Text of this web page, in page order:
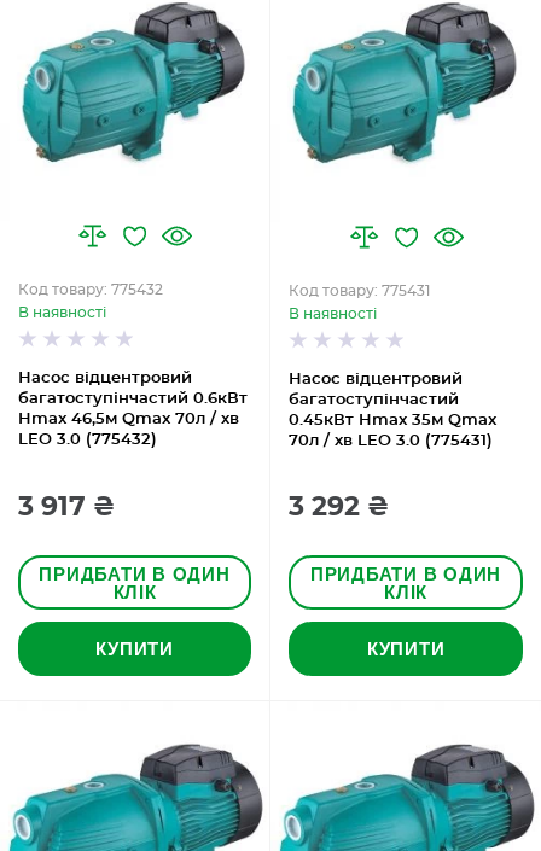
Насос відцентровий
багатоступінчастий 0.6кВт
Hmax 46,5м Qmax 70л / хв
LEO 3.0 (775432)
Код товару: 775432
В наявності
3 917 ₴
ПРИДБАТИ В ОДИН
КЛІК
КУПИТИ
Насос відцентровий
багатоступінчастий
0.45кВт Hmax 35м Qmax
70л / хв LEO 3.0 (775431)
Код товару: 775431
В наявності
3 292 ₴
ПРИДБАТИ В ОДИН
КЛІК
КУПИТИ